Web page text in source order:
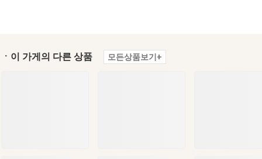
ㆍ이 가게의 다른 상품 모든상품보기+